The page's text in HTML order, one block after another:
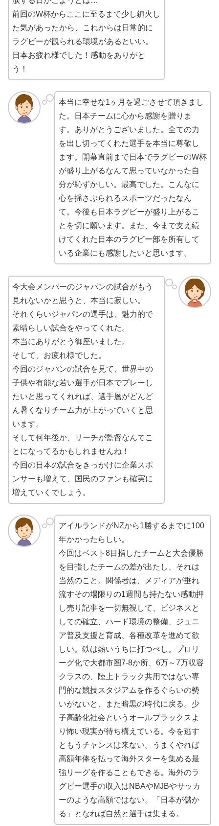
前回のW杯からここに至るまで少し鎮火し
た気があったから、これからは日常的に
ラグビーが観られる環境があるといい。
日本お疲れ様でした！感動をありがと
う！
本当に幸せな1ヶ月を過ごさせて頂きまし
た。日本チームに心から感謝を贈りま
す。ありがとうございました。全ての力
を出し切ってくれた選手を本当に尊敬し
ます。開幕直前まで日本でラグビーのW杯
が盛り上がるなんて思っていなかった自
分が恥ずかしい。最高でした。こんなに
心を揺さぶられるスポーツだったなん
て。今後も日本ラグビーが盛り上がるこ
とを切に願います。また、今まで支え続
けてくれた日本のラグビー部を所有して
いる企業にも感謝したいと思います。
今大会メンバーのジャパンの試合がもう
見れないかと思うと、本当に寂しい。
それくらいジャパンの選手は、魅力的で
素晴らしい試合をやってくれた。
本当にありがとう御座いました。
そして、お疲れ様でした。
今回のジャパンの試合を見て、世界中の
子供や有能な若い選手が日本でプレーし
たいと思ってくれれば、選手層がどんど
ん暑くなりチーム力が上がっていくと思
います。
そして何年後か、リーチが監督なんてこ
とになってるかもしれませんね！
今回の日本の試合をきっかけに企業スポ
ンサーも増えて、国民のファンも確実に
増えていくでしょう。
アイルランドがNZから1勝するまでに100
年かかったらしい。
今回はベスト8目指したチームと大会優勝
を目指したチームの差が出たし、それは
当然のこと。関係者は、メディアが垂れ
流すその場限りの1週間も持たない感動押
し売り記事を一切無視して、ビジネスと
しての確立、ハード環境の整備、ジュニ
ア普及支援と育成、各種改革を進めて欲
しい。鉄は熱いうちに打つべし。プロリ
ーグ化で大都市圏7-8か所、6万～7万収容
クラスの、陸上トラック共用ではない専
門的な競技スタジアムを作るぐらいの勢
いがないと、また暗黒の時代に戻る。少
子高齢化社会というオールブラックスよ
り怖い現実が待ち構えている。今を逃す
ともうチャンスは来ない。うまくやれば
高額年俸を払って海外スターを集める最
強リーグを作ることもできる。海外のラ
グビー選手の収入はNBAやMJBやサッカ
ーのような高額ではない。「日本が儲か
る」となれば自然と選手は集まる。